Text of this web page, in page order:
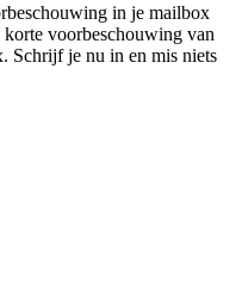
in je mailbox
voorbeschouwing van
Schrijf je nu in en mis niets